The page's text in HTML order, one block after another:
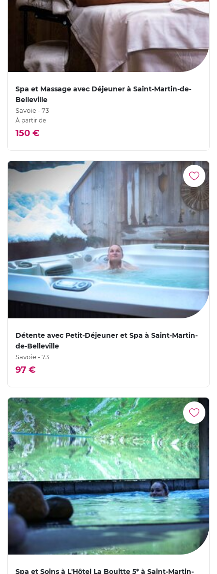
Spa et Massage avec Déjeuner à Saint-Martin-de-
Belleville
Savoie - 73
À partir de
150 €
Détente avec Petit-Déjeuner et Spa à Saint-Martin-
de-Belleville
Savoie - 73
97 €
Spa et Soins à L'Hôtel La Bouitte 5* à Saint-Martin-